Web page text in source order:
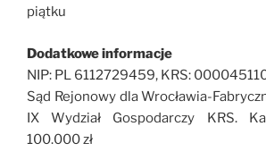
piątku
Dodatkowe informacje
NIP: PL 6112729459, KRS:
Sąd Rejonowy dla Wrocławia-
IX Wydział Gospodarczy KRS.
100.000 zł